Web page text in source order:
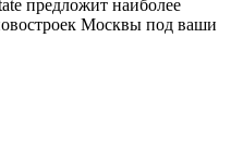
предложит наиболее
Москвы под ваши